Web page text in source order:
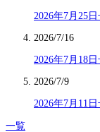
2026年7月25
2026/7/16
2026年7月18
2026/7/9
2026年7月11
一覧